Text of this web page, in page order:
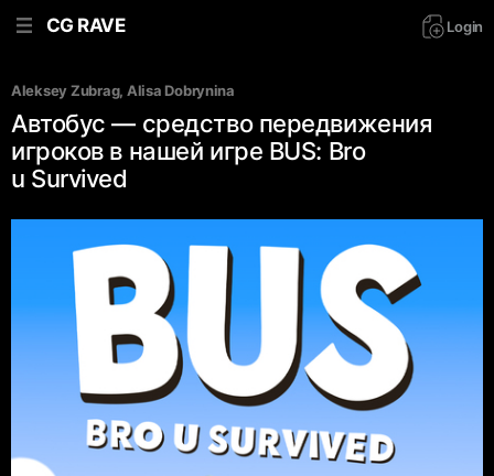
CG RAVE Login
Aleksey Zubrag, Alisa Dobrynina
Автобус — средство передвижения
игроков в нашей игре BUS: Bro
u Survived